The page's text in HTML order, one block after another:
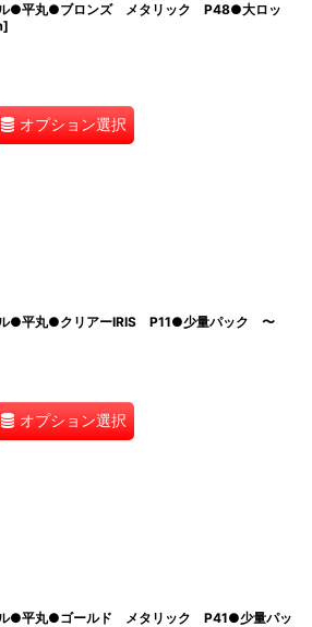
ル●平丸●ブロンズ メタリック P48●大ロッ
]
オプション選択
●平丸●クリアーIRIS P11●少量パック 〜
オプション選択
ル●平丸●ゴールド メタリック P41●少量パッ